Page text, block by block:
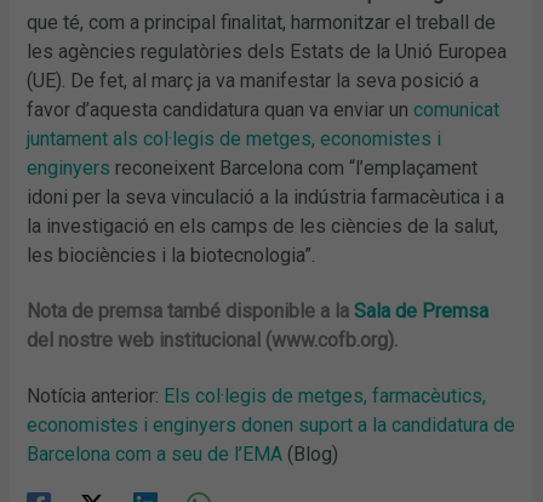
que té, com a principal finalitat, harmonitzar el treball de
les agències regulatòries dels Estats de la Unió Europea
(UE). De fet, al març ja va manifestar la seva posició a
favor d’aquesta candidatura quan va enviar uncomunicat
juntament als col·legis de metges, economistes i
enginyers reconeixent Barcelona com “l’emplaçament
idoni per la seva vinculació a la indústria farmacèutica i a
la investigació en els camps de les ciències de la salut,
les biociències i la biotecnologia”.
Nota de premsa també disponible a laSala de Premsa
del nostre web institucional (www.cofb.org).
Notícia anterior: Els col·legis de metges, farmacèutics,
economistes i enginyers donen suport a la candidatura de
Barcelona com a seu de l’EMA (Blog)